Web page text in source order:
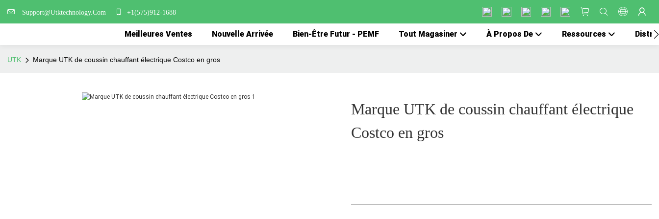
Support@Utktechnology.Com +1(575)912-1688
Meilleures Ventes Nouvelle Arrivée Bien-Être Futur - PEMF Tout Magasiner À Propos De Ressources
UTK Marque UTK de coussin chauffant électrique Costco en gros
Marque UTK de coussin chauffant électrique
Costco en gros